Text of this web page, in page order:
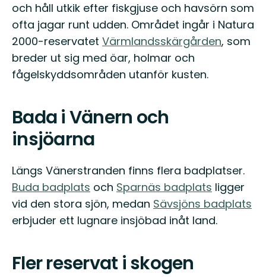
och håll utkik efter fiskgjuse och havsörn som
ofta jagar runt udden. Området ingår i Natura
2000-reservatet Värmlandsskärgården, som
breder ut sig med öar, holmar och
fågelskyddsområden utanför kusten.
Bada i Vänern och
insjöarna
Längs Vänerstranden finns flera badplatser.
Buda badplats och Sparnäs badplats ligger
vid den stora sjön, medan Sävsjöns badplats
erbjuder ett lugnare insjöbad inåt land.
Fler reservat i skogen